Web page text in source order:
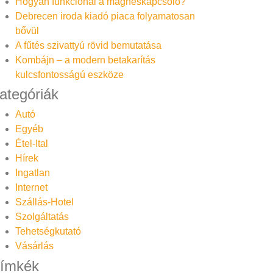
Debrecen iroda kiadó piaca folyamatosan
bővül
A fűtés szivattyú rövid bemutatása
Kombájn – a modern betakarítás
kulcsfontosságú eszköze
Autó
Egyéb
Étel-Ital
Hírek
Ingatlan
Internet
Szállás-Hotel
Szolgáltatás
Tehetségkutató
Vásárlás